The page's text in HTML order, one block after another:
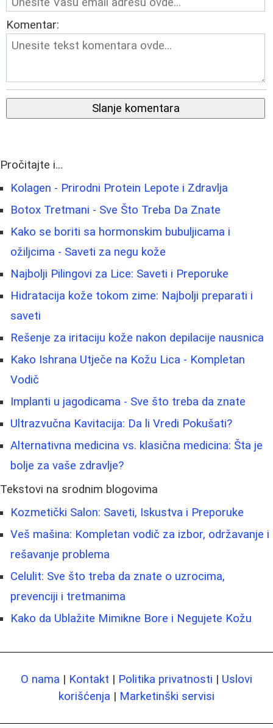
Komentar:
Slanje komentara
Pročitajte i...
Kolagen - Prirodni Protein Lepote i Zdravlja
Botox Tretmani - Sve Što Treba Da Znate
Kako se boriti sa hormonskim bubuljicama i
ožiljcima - Saveti za negu kože
Najbolji Pilingovi za Lice: Saveti i Preporuke
Hidratacija kože tokom zime: Najbolji preparati i
saveti
Rešenje za iritaciju kože nakon depilacije nausnica
Kako Ishrana Utječe na Kožu Lica - Kompletan
Vodič
Implanti u jagodicama - Sve što treba da znate
Ultrazvučna Kavitacija: Da li Vredi Pokušati?
Alternativna medicina vs. klasična medicina: Šta je
bolje za vaše zdravlje?
Tekstovi na srodnim blogovima
Kozmetički Salon: Saveti, Iskustva i Preporuke
Veš mašina: Kompletan vodič za izbor, održavanje i
rešavanje problema
Celulit: Sve što treba da znate o uzrocima,
prevenciji i tretmanima
Kako da Ublažite Mimikne Bore i Negujete Kožu
O nama | Kontakt | Politika privatnosti | Uslovi
korišćenja | Marketinški servisi